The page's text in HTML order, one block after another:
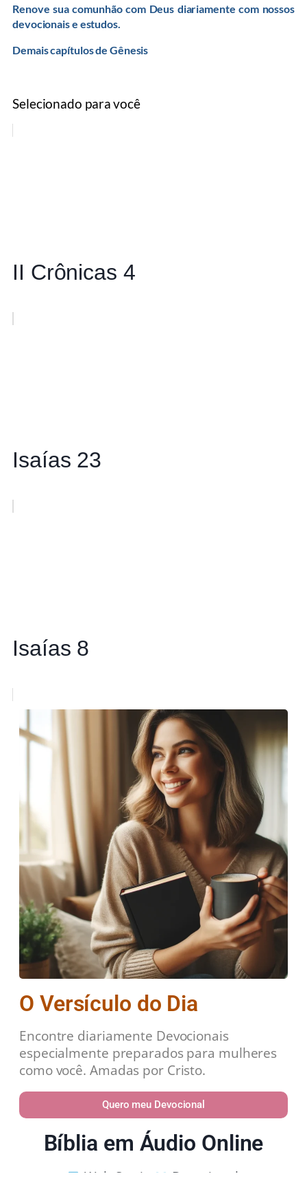
Renove sua comunhão com Deus diariamente com nossos
devocionais e estudos.
Demais capítulos de Gênesis
Selecionado para você
II Crônicas 4
Isaías 23
Isaías 8
O Versículo do Dia
Encontre diariamente Devocionais
especialmente preparados para mulheres
como você. Amadas por Cristo.
Quero meu Devocional
Bíblia em Áudio Online
Web Stories
Devocional